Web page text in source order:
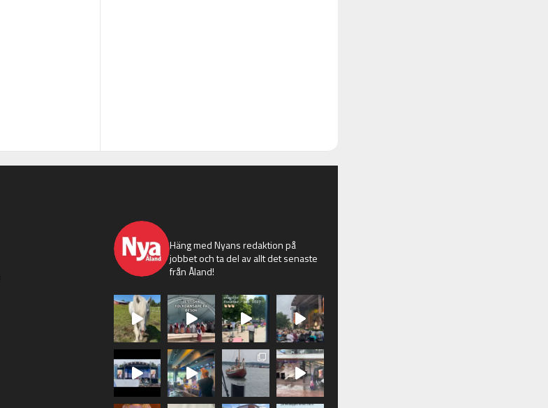
Häng med Nyans redaktion på
jobbet och ta del av allt det senaste
från Åland!